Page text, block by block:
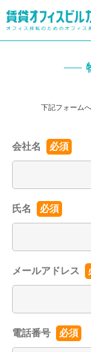
下記フォーム
会社名 必須
氏名 必須
メールアドレス
電話番号 必須